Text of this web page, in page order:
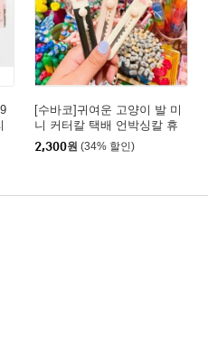
[수바코]귀여운 고양이 발 미
니 커터칼 택배 언박싱칼 휴
대용 문구 사무용 칼 3type
2,300원 (34% 할인)